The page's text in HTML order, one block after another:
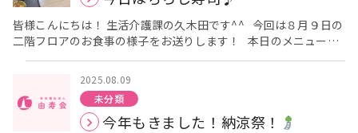
する間もなく皆さまペロリと完食でした
ね！！
次回の投稿も楽しみにお待ちください!(^^)!
皆様こんにちは！ 生活介護課の久木田です^^ 今回は８月９日の
二階フロアのお食事の様子をお送りします！ 本日のメニュー
は、ちらし寿司、茶碗蒸し、煮豆でした♪ 珍しいメニューなの
で、皆さん喜んでおられました。 中でも茶碗蒸しが特に好評で
した！ 僕も食べましたがとても美味しかったです♪ 次回の更
新もお楽しみに^^
2025.08.09
未分類
今年もきました！納涼祭！